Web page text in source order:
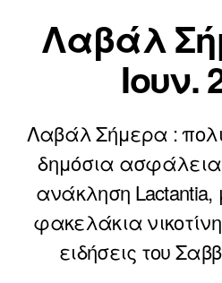
Λαβάλ
Ιουν.
Λαβάλ Σήμερα :
δημόσια
ανάκληση Lactantia,
φακελάκια
ειδήσεις του